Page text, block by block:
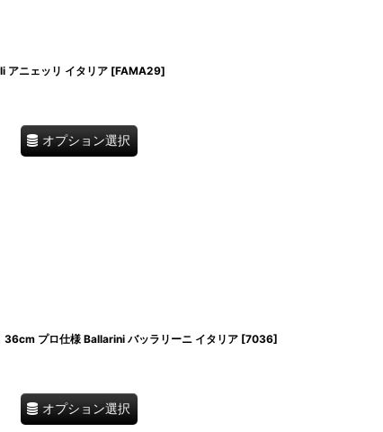
アニェッリ イタリア [FAMA29]
オプション選択
プロ仕様 Ballarini バッラリーニ イタリア [7036]
オプション選択